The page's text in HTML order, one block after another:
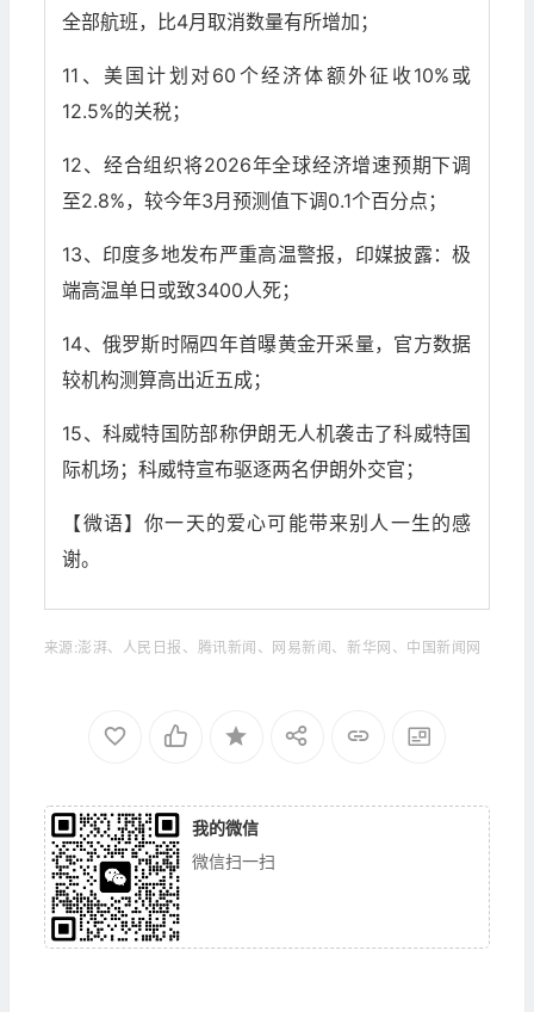
全部航班，比4月取消数量有所增加；
11、美国计划对60个经济体额外征收10%或
12.5%的关税；
12、经合组织将2026年全球经济增速预期下调
至2.8%，较今年3月预测值下调0.1个百分点；
13、印度多地发布严重高温警报，印媒披露：极
端高温单日或致3400人死；
14、俄罗斯时隔四年首曝黄金开采量，官方数据
较机构测算高出近五成；
15、科威特国防部称伊朗无人机袭击了科威特国
际机场；科威特宣布驱逐两名伊朗外交官；
【微语】你一天的爱心可能带来别人一生的感
谢。
来源:澎湃、人民日报、腾讯新闻、网易新闻、新华网、中国新闻网
我的微信
微信扫一扫